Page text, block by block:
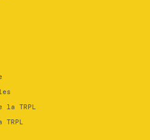
la TRPL